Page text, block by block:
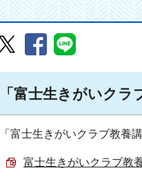
「富士生きがいクラ
「富士生きがいクラブ教養
富士生きがいクラブ教